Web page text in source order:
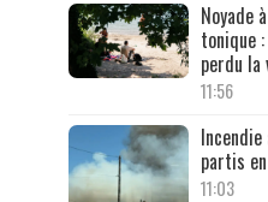
Noyade
tonique
perdu la
11:56
partis
11:03